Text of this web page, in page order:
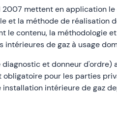
2007 mettent en application
et la méthode de réalisation
le contenu, la méthodologie
de gaz à usage
et donneur d'ordre)
pour les parties
intérieure de gaz